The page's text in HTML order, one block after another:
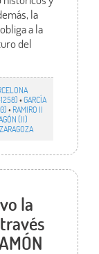
la
a la
del
•GARCÍA
• RAMIRO II
(II)
ZARAGOZA
la